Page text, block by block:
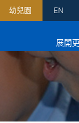
幼兒園 EN